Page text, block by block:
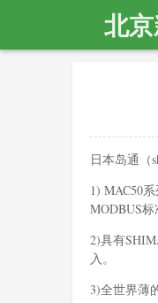
北
日本岛通（
1) MAC50
MODBUS
2)具有
入。
3)全世界薄